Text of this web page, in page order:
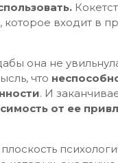
входит в
она не
что
. И
от ее